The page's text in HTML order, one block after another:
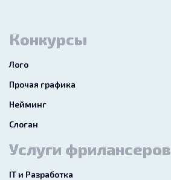
Конкурсы
Лого
Прочая графика
Нейминг
Слоган
Услуги фрилансеров
IT и Разработка